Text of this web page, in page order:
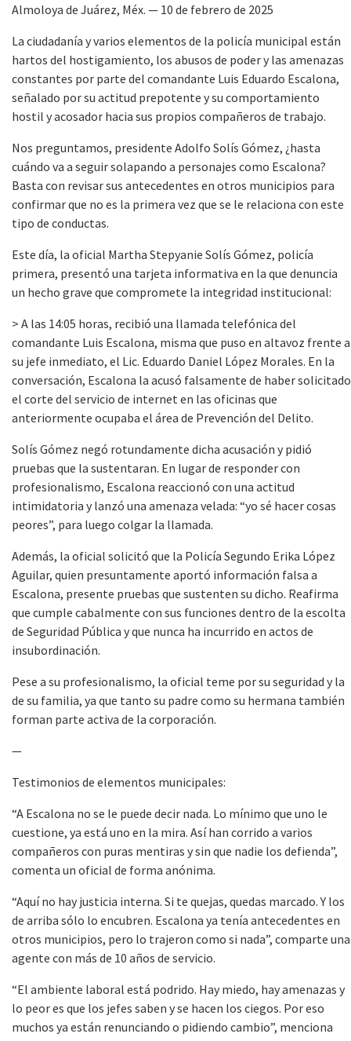
Almoloya de Juárez, Méx. — 10 de febrero de 2025
La ciudadanía y varios elementos de la policía municipal están
hartos del hostigamiento, los abusos de poder y las amenazas
constantes por parte del comandante Luis Eduardo Escalona,
señalado por su actitud prepotente y su comportamiento
hostil y acosador hacia sus propios compañeros de trabajo.
Nos preguntamos, presidente Adolfo Solís Gómez, ¿hasta
cuándo va a seguir solapando a personajes como Escalona?
Basta con revisar sus antecedentes en otros municipios para
confirmar que no es la primera vez que se le relaciona con este
tipo de conductas.
Este día, la oficial Martha Stepyanie Solís Gómez, policía
primera, presentó una tarjeta informativa en la que denuncia
un hecho grave que compromete la integridad institucional:
> A las 14:05 horas, recibió una llamada telefónica del
comandante Luis Escalona, misma que puso en altavoz frente a
su jefe inmediato, el Lic. Eduardo Daniel López Morales. En la
conversación, Escalona la acusó falsamente de haber solicitado
el corte del servicio de internet en las oficinas que
anteriormente ocupaba el área de Prevención del Delito.
Solís Gómez negó rotundamente dicha acusación y pidió
pruebas que la sustentaran. En lugar de responder con
profesionalismo, Escalona reaccionó con una actitud
intimidatoria y lanzó una amenaza velada: “yo sé hacer cosas
peores”, para luego colgar la llamada.
Además, la oficial solicitó que la Policía Segundo Erika López
Aguilar, quien presuntamente aportó información falsa a
Escalona, presente pruebas que sustenten su dicho. Reafirma
que cumple cabalmente con sus funciones dentro de la escolta
de Seguridad Pública y que nunca ha incurrido en actos de
insubordinación.
Pese a su profesionalismo, la oficial teme por su seguridad y la
de su familia, ya que tanto su padre como su hermana también
forman parte activa de la corporación.
—
Testimonios de elementos municipales:
“A Escalona no se le puede decir nada. Lo mínimo que uno le
cuestione, ya está uno en la mira. Así han corrido a varios
compañeros con puras mentiras y sin que nadie los defienda”,
comenta un oficial de forma anónima.
“Aquí no hay justicia interna. Si te quejas, quedas marcado. Y los
de arriba sólo lo encubren. Escalona ya tenía antecedentes en
otros municipios, pero lo trajeron como si nada”, comparte una
agente con más de 10 años de servicio.
“El ambiente laboral está podrido. Hay miedo, hay amenazas y
lo peor es que los jefes saben y se hacen los ciegos. Por eso
muchos ya están renunciando o pidiendo cambio”, menciona